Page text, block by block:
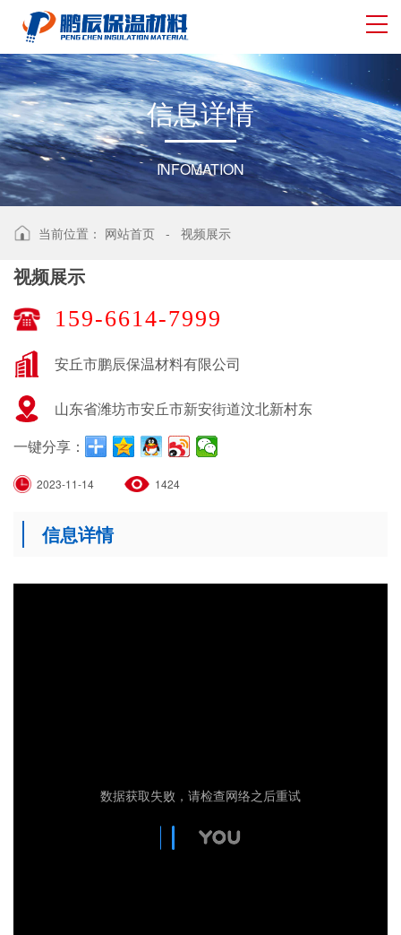
信息详情
INFOMATION
当前位置： 网站首页 - 视频展示
视频展示
159-6614-7999
安丘市鹏辰保温材料有限公司
山东省潍坊市安丘市新安街道汶北新村东
一键分享：
2023-11-14 1424
信息详情